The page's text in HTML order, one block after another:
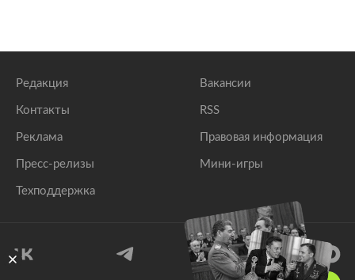
Редакция
Контакты
Реклама
Пресс-релизы
Техподдержка
Вакансии
RSS
Правовая информация
Мини-игры